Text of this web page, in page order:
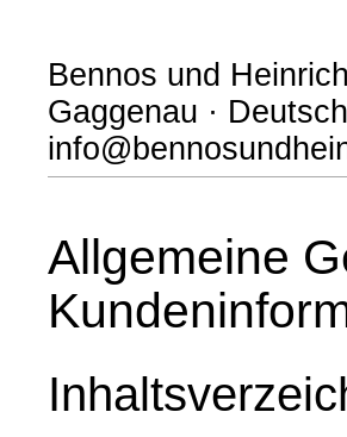
Bennos und
Gaggenau ·
Allgemeine